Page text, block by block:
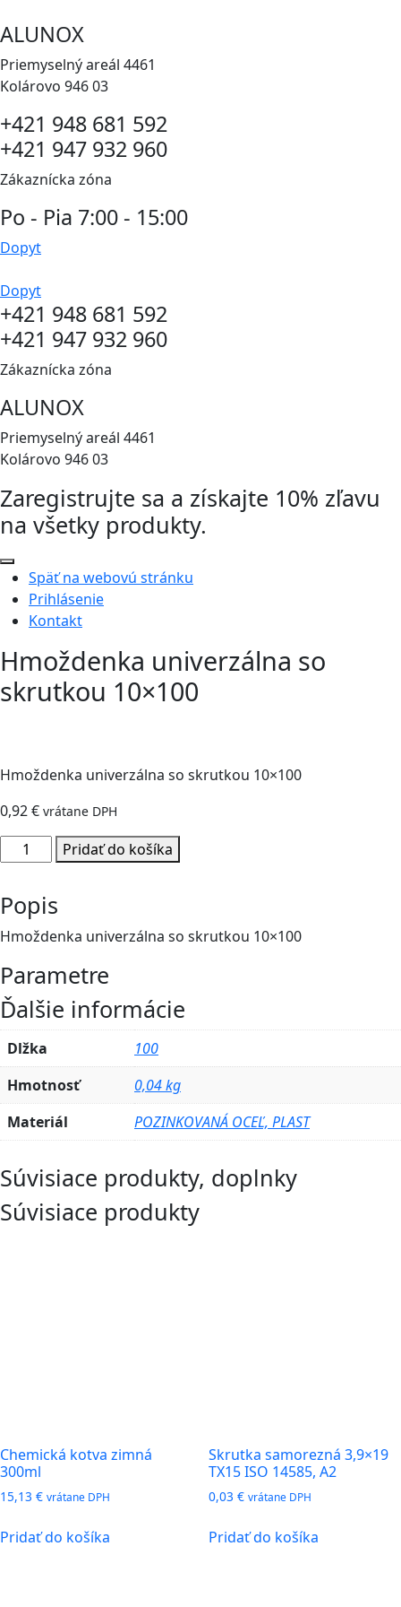
na
ALUNOX
Priemyselný areál 4461
Kolárovo 946 03
+421 948 681 592
+421 947 932 960
Zákaznícka zóna
Po - Pia 7:00 - 15:00
Dopyt
Dopyt
+421 948 681 592
+421 947 932 960
Zákaznícka zóna
ALUNOX
Priemyselný areál 4461
Kolárovo 946 03
Zaregistrujte sa a získajte 10% zľavu
na všetky produkty.
Späť na webovú stránku
Prihlásenie
Kontakt
Hmoždenka univerzálna so
skrutkou 10×100
Hmoždenka univerzálna so skrutkou 10×100
0,92€ vrátane DPH
množstvo
Hmoždenka
so
skrutkou
Pridať do košíka
Popis
Hmoždenka univerzálna so skrutkou 10×100
Parametre
Ďalšie informácie
Dlžka
100
Hmotnosť
0,04 kg
Materiál
POZINKOVANÁ OCEĽ, PLAST
Súvisiace produkty, doplnky
Súvisiace produkty
Chemická kotva zimná
300ml
15,13 € vrátane DPH
Pridať do košíka
Skrutka samorezná 3,9×19
TX15 ISO 14585, A2
0,03 € vrátane DPH
Pridať do košíka